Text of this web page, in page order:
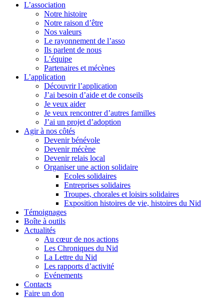
L’association
Notre histoire
Notre raison d’être
Nos valeurs
Le rayonnement de l’asso
Ils parlent de nous
L’équipe
Partenaires et mécènes
L’application
Découvrir l’application
J’ai besoin d’aide et de conseils
Je veux aider
Je veux rencontrer d’autres familles
J’ai un projet d’adoption
Agir à nos côtés
Devenir bénévole
Devenir mécène
Devenir relais local
Organiser une action solidaire
Ecoles solidaires
Entreprises solidaires
Troupes, chorales et loisirs solidaires
Exposition histoires de vie, histoires du Nid
Témoignages
Boîte à outils
Actualités
Au cœur de nos actions
Les Chroniques du Nid
La Lettre du Nid
Les rapports d’activité
Evénements
Contacts
Faire un don